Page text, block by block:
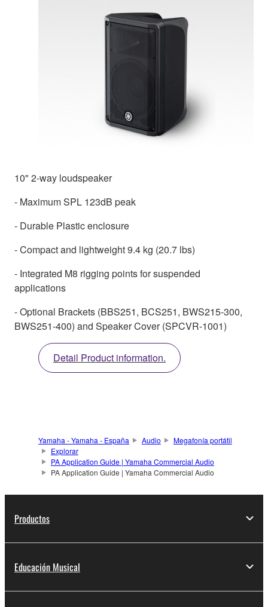
10" 2-way loudspeaker
- Maximum SPL 123dB peak
- Durable Plastic enclosure
- Compact and lightweight 9.4 kg (20.7 lbs)
- Integrated M8 rigging points for suspended
applications
- Optional Brackets (BBS251, BCS251, BWS215-300,
BWS251-400) and Speaker Cover (SPCVR-1001)
Detail Product information.
Yamaha - Yamaha - España Audio
Megafonía portátil
Explorar
PA Application Guide | Yamaha Commercial Audio
PA Application Guide | Yamaha Commercial Audio
Productos
Educación Musical